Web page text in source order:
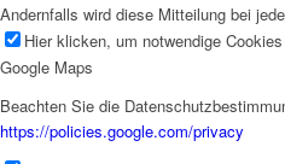
Andernfalls wird diese Mitteilung bei
Hier klicken, um notwendige
Google Maps
Beachten Sie die
https://policies.google.com/privacy